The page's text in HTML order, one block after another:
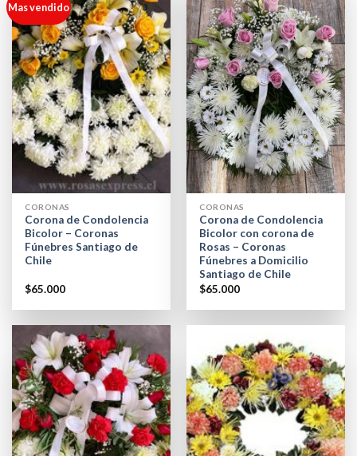
Mas vendido
CORONAS
Corona de Condolencia
Bicolor – Coronas
Fúnebres Santiago de
Chile
$65.000
CORONAS
Corona de Condolencia
Bicolor con corona de
Rosas – Coronas
Fúnebres a Domicilio
Santiago de Chile
$65.000